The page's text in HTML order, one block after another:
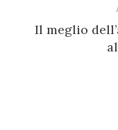
Il meglio